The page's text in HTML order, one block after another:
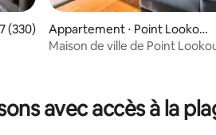
: 4,84 sur 5
moyenne sur la base de 330
(330)
Appartement ⋅ Point Lookou
t
Maison de ville de Point
avec accès à la